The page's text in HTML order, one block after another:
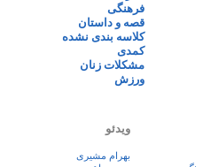
فرهنگی
قصه و داستان
کلاسه بندی نشده
کمدی
مشکلات زنان
ورزش
ویدئو
بهرام مشیری